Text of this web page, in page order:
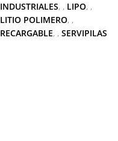
INDUSTRIALES , LIPO ,
LITIO POLIMERO ,
RECARGABLE , SERVIPILAS